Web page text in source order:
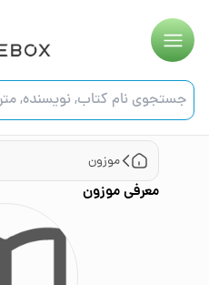
موزون
معرفیموزون